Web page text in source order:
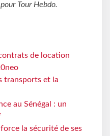
pour Tour Hebdo.
de location
transports et la
au Sénégal : un
la sécurité de ses